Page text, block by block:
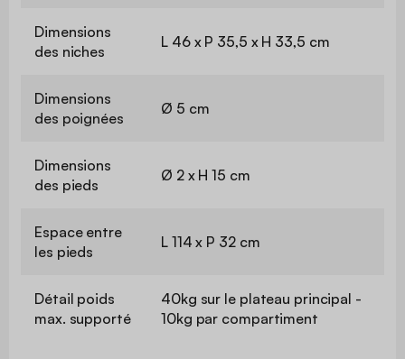
Dimensions
des niches
L 46 x P 35,5 x H 33,5 cm
Dimensions
des poignées
Ø 5 cm
Dimensions
des pieds
Ø 2 x H 15 cm
Espace entre
les pieds
L 114 x P 32 cm
Détail poids
max. supporté
40kg sur le plateau principal -
10kg par compartiment